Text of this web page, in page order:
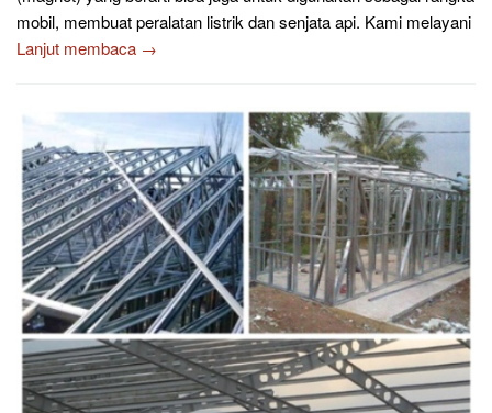
mobil, membuat peralatan listrik dan senjata api. Kami melayani
Lanjut membaca →